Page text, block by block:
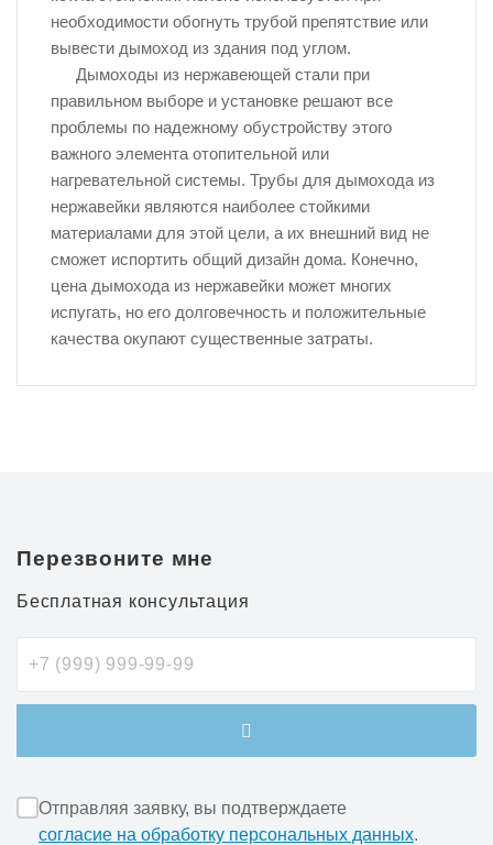
необходимости обогнуть трубой препятствие или
вывести дымоход из здания под углом.
Дымоходы из нержавеющей стали при
правильном выборе и установке решают все
проблемы по надежному обустройству этого
важного элемента отопительной или
нагревательной системы. Трубы для дымохода из
нержавейки являются наиболее стойкими
материалами для этой цели, а их внешний вид не
сможет испортить общий дизайн дома. Конечно,
цена дымохода из нержавейки может многих
испугать, но его долговечность и положительные
качества окупают существенные затраты.
Перезвоните мне
Бесплатная консультация
Отправляя заявку, вы подтверждаете
согласие на обработку персональных данных.